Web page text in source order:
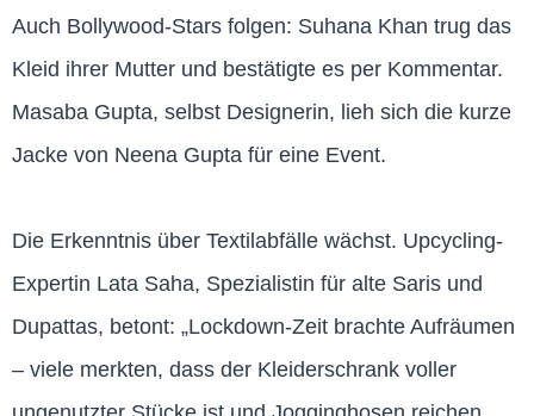
Auch Bollywood-Stars folgen: Suhana Khan trug das
Kleid ihrer Mutter und bestätigte es per Kommentar.
Masaba Gupta, selbst Designerin, lieh sich die kurze
Jacke von Neena Gupta für eine Event.
Die Erkenntnis über Textilabfälle wächst. Upcycling-
Expertin Lata Saha, Spezialistin für alte Saris und
Dupattas, betont: „Lockdown-Zeit brachte Aufräumen
– viele merkten, dass der Kleiderschrank voller